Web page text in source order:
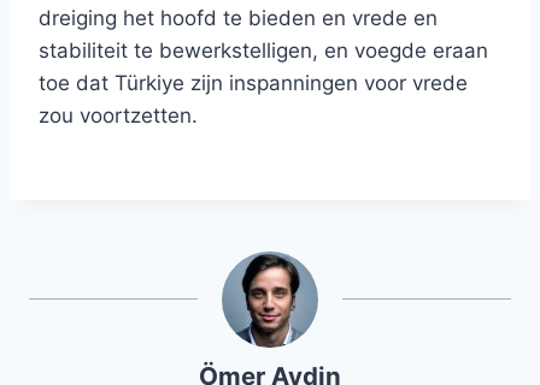
dreiging het hoofd te bieden en vrede en
stabiliteit te bewerkstelligen, en voegde eraan
toe dat Türkiye zijn inspanningen voor vrede
zou voortzetten.
Ömer Aydin